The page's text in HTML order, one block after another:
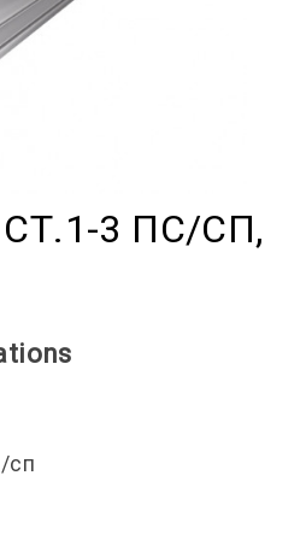
СТ.1-3 ПС/СП,
сп